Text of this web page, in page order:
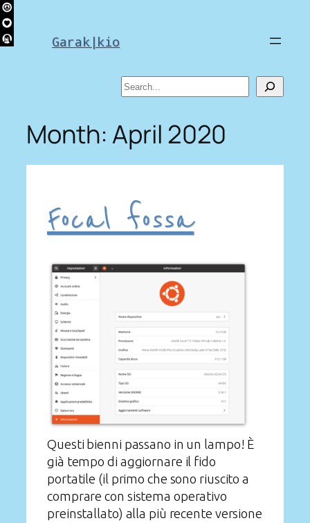
Skip
to
content Garak|kio
Search
Month:April 2020
Focal fossa
Questi bienni passano in un lampo! È
già tempo di aggiornare il fido
portatile (il primo che sono riuscito a
comprare con sistema operativo
preinstallato) alla più recente versione